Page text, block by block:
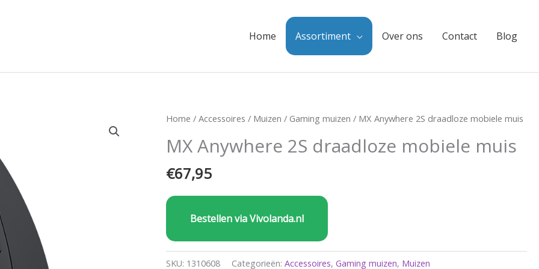
Home Assortiment Over ons Contact Blog
Home /Accessoires / Muizen / Gaming muizen / MX Anywhere 2S draadloze mobiele muis
MX Anywhere 2S draadloze mobiele muis
€67,95
Bestellen via Vivolanda.nl
SKU: 1310608 Categorieën:Accessoires,Gaming muizen, Muizen